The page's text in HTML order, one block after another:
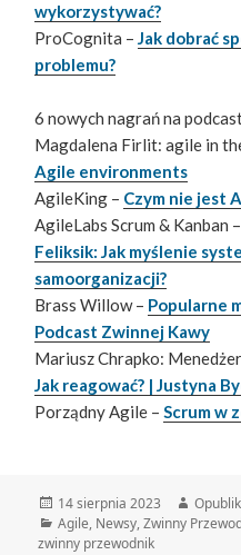
wykorzystywać?
ProCognita –Jak dobrać
problemu?
6 nowych nagrań na
Magdalena Firlit: agile in
Agile environments
AgileKing – Czym nie jest
AgileLabs Scrum & Kanban –
Feliksik: Jak myślenie
samoorganizacji?
Brass Willow – Popularne
Podcast Zwinnej Kawy
Mariusz Chrapko:
Jak reagować? | Justyna
Porządny Agile –Scrum w
Data
publikacji
14 sierpnia 2023 Autor
Kategorie
Agile, Newsy,Zwinny
zwinny przewodnik